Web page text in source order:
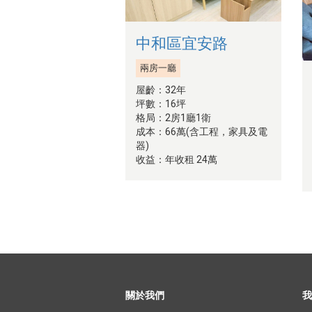
中和區宜安路
兩房一廳
屋齡：32年
坪數：16坪
格局：2房1廳1衛
成本：66萬(含工程，家具及電
器)
收益：年收租 24萬
關於我們